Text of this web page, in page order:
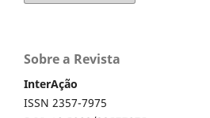
Sobre a Revista
InterAção
ISSN 2357-7975